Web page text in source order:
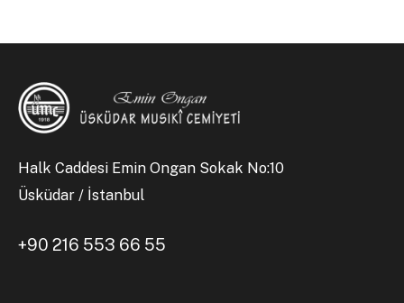
Halk Caddesi Emin Ongan Sokak No:10
Üsküdar / İstanbul
+90 216 553 66 55